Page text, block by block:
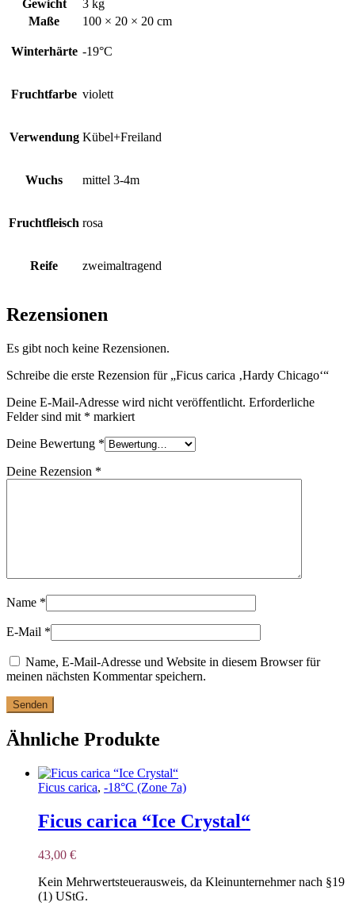
Gewicht
3 kg
Maße
100 × 20 × 20 cm
Winterhärte -19°C
Fruchtfarbe violett
Verwendung Kübel+Freiland
Wuchs mittel 3-4m
Fruchtfleisch rosa
Reife zweimaltragend
Rezensionen
Es gibt noch keine Rezensionen.
Schreibe die erste Rezension für „Ficus carica ‚Hardy Chicago‘“
Deine E-Mail-Adresse wird nicht veröffentlicht. Erforderliche
Felder sind mit * markiert
Deine Bewertung *
Deine Rezension *
Name *
E-Mail *
Name, E-Mail-Adresse und Website in diesem Browser für
meinen nächsten Kommentar speichern.
Ähnliche Produkte
Ficus carica, -18°C (Zone 7a)
Ficus carica “Ice Crystal“
43,00 €
Kein Mehrwertsteuerausweis, da Kleinunternehmer nach §19
(1) UStG.